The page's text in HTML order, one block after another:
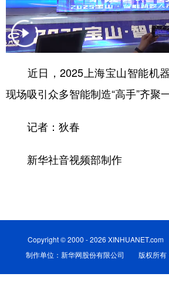
近日，2025上海宝山智能机器
现场吸引众多智能制造“高手”齐聚一
记者：狄春
新华社音视频部制作
Copyright © 2000 - 2026
制作单位：新华网股份有限公司 版权所有